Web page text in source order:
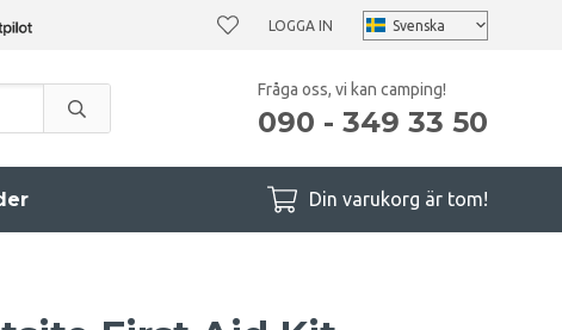
LOGGA IN
Fråga oss, vi kan camping!
090 - 349 33 50
Din varukorg är tom!